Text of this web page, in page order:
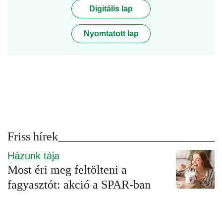
Digitális lap
Nyomtatott lap
Friss hírek
Házunk tája
Most éri meg feltölteni a
fagyasztót: akció a SPAR-ban